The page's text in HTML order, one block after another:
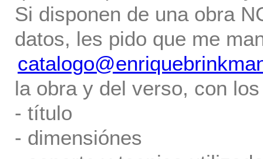
Si disponen de una obra
datos, les pido que me
la obra y del verso, con
- título
- dimensiónes